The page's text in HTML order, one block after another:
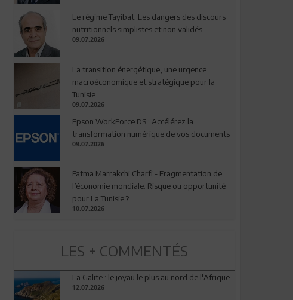
Le régime Tayibat: Les dangers des discours
nutritionnels simplistes et non validés
09.07.2026
La transition énergétique, une urgence
macroéconomique et stratégique pour la
Tunisie
09.07.2026
Epson WorkForce DS : Accélérez la
transformation numérique de vos documents
09.07.2026
Fatma Marrakchi Charfi - Fragmentation de
l’économie mondiale: Risque ou opportunité
pour La Tunisie ?
10.07.2026
LES + COMMENTÉS
La Galite : le joyau le plus au nord de l'Afrique
12.07.2026